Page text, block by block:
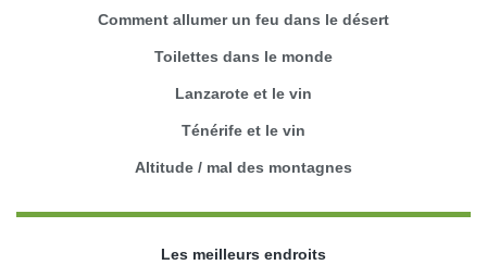
Comment allumer un feu dans le désert
Toilettes dans le monde
Lanzarote et le vin
Ténérife et le vin
Altitude / mal des montagnes
Les meilleurs endroits